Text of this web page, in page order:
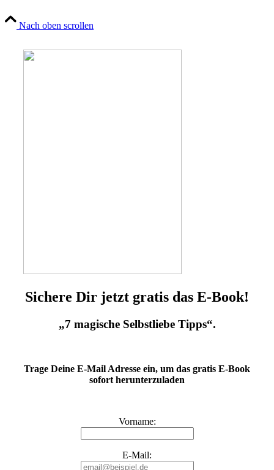
Nach oben scrollen
Sichere Dir jetzt gratis das E-Book!
„7 magische Selbstliebe Tipps“.
Trage Deine E-Mail Adresse ein, um das gratis E-Book
sofort herunterzuladen
Vorname:
E-Mail: